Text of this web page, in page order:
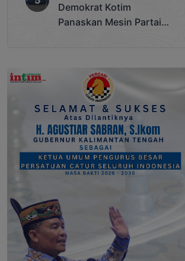
Demokrat Kotim
Panaskan Mesin Partai